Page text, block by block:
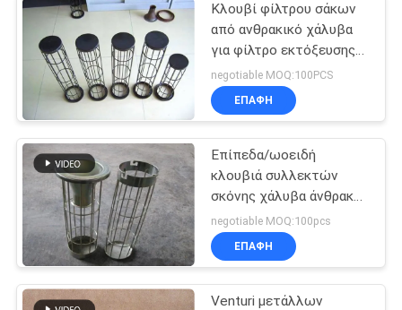
Κλουβί φίλτρου σάκων
από ανθρακικό χάλυβα
για φίλτρο εκτόξευσης
με γαλβανισμένο ή
επικαλυμμένο με πυρίτιο
φινίρισμα
negotiable MOQ:100PCS
ΕΠΑΦΉ
Επίπεδα/ωοειδή
κλουβιά συλλεκτών
σκόνης χάλυβα άνθρακα
κλουβιών φίλτρων
τσαντών με Venturi
negotiable MOQ:100pcs
ΕΠΑΦΉ
Venturi μετάλλων